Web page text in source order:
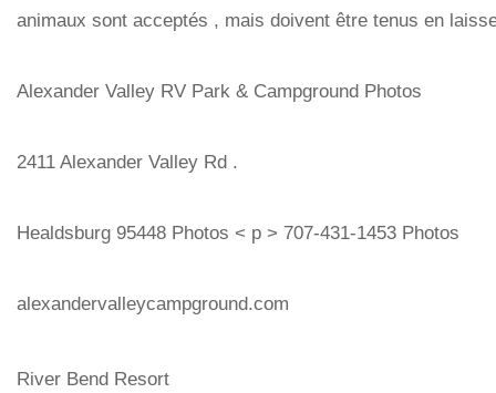
animaux sont acceptés , mais doivent être tenus en
Alexander Valley RV Park & ​​Campground Photos
2411 Alexander Valley Rd .
Healdsburg 95448 Photos < p > 707-431-1453 Photos
alexandervalleycampground.com
River Bend Resort